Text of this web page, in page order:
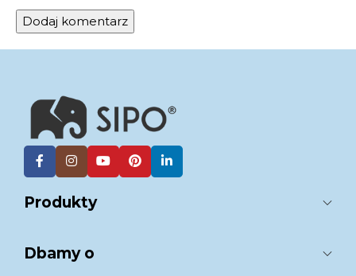
Produkty
Dbamy o